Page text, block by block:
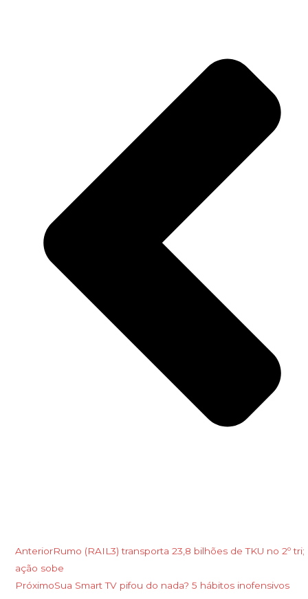
AnteriorRumo (RAIL3) transporta 23,8 bilhões de TKU no 2º tri;
ação sobe
PróximoSua Smart TV pifou do nada? 5 hábitos inofensivos